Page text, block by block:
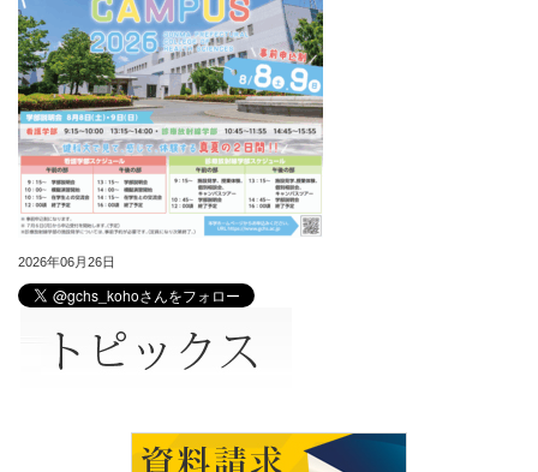
2026年06月26日